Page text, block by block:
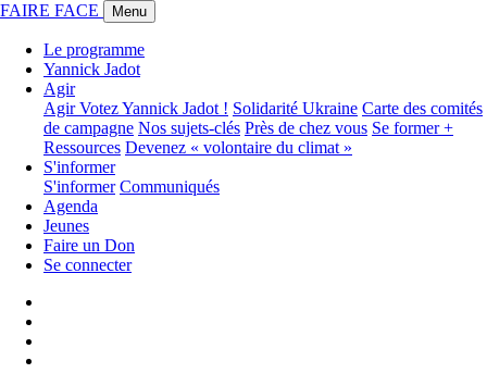
FAIRE FACE Menu
Le programme
Yannick Jadot
Agir
AgirVotez Yannick Jadot ! Solidarité Ukraine Carte des comités
de campagne Nos sujets-clés Près de chez vous Se former +
Ressources Devenez « volontaire du climat »
S'informer
S'informer Communiqués
Agenda
Jeunes
Faire un Don
Se connecter